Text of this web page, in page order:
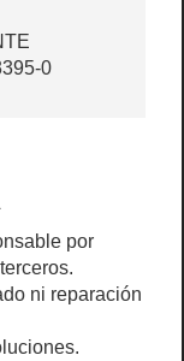
0
por
ni reparación